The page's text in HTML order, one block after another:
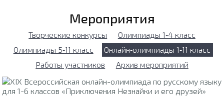
Мероприятия
Творческие конкурсы
Олимпиады 1‑4 класс
Олимпиады 5‑11 класс
Онлайн‑олимпиады 1‑11 класс
Работы участников
Архив мероприятий